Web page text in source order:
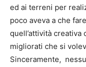
ed ai terreni per
poco aveva a che
quell’attività
migliorati che si
Sinceramente,